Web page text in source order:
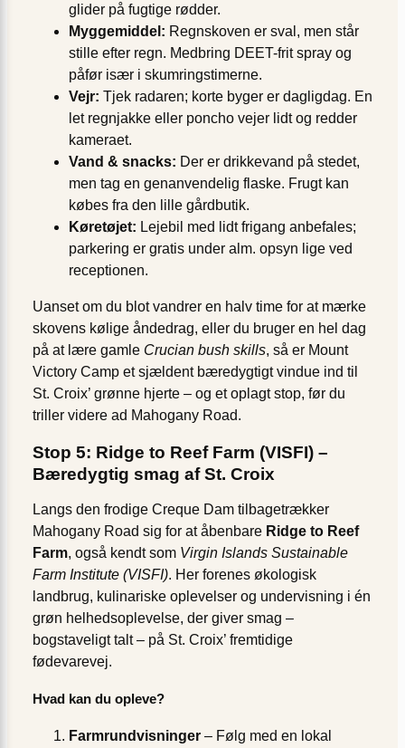
glider på fugtige rødder.
Myggemiddel: Regnskoven er sval, men står
stille efter regn. Medbring DEET-frit spray og
påfør især i skumringstimerne.
Vejr: Tjek radaren; korte byger er dagligdag. En
let regnjakke eller poncho vejer lidt og redder
kameraet.
Vand & snacks: Der er drikkevand på stedet,
men tag en genanvendelig flaske. Frugt kan
købes fra den lille gårdbutik.
Køretøjet: Lejebil med lidt frigang anbefales;
parkering er gratis under alm. opsyn lige ved
receptionen.
Uanset om du blot vandrer en halv time for at mærke
skovens kølige åndedrag, eller du bruger en hel dag
på at lære gamle Crucian bush skills, så er Mount
Victory Camp et sjældent bæredygtigt vindue ind til
St. Croix’ grønne hjerte – og et oplagt stop, før du
triller videre ad Mahogany Road.
Stop 5: Ridge to Reef Farm (VISFI) –
Bæredygtig smag af St. Croix
Langs den frodige Creque Dam tilbagetrækker
Mahogany Road sig for at åbenbare Ridge to Reef
Farm, også kendt som Virgin Islands Sustainable
Farm Institute (VISFI). Her forenes økologisk
landbrug, kulinariske oplevelser og undervisning i én
grøn helhedsoplevelse, der giver smag –
bogstaveligt talt – på St. Croix’ fremtidige
fødevarevej.
Hvad kan du opleve?
Farmrundvisninger – Følg med en lokal